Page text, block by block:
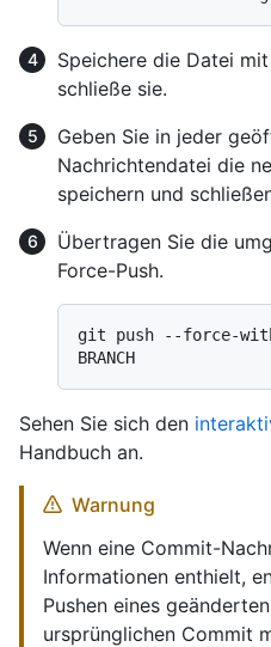
Speichere die Datei
schließe sie.
Geben Sie in jeder
Nachrichtendatei die
speichern und
Übertragen Sie die
Force-Push.
git push --force-
Sehen Sie sich den
Handbuch an.
Warnung
Wenn eine Commit-
Informationen enthielt,
Pushen eines
ursprünglichen Commit